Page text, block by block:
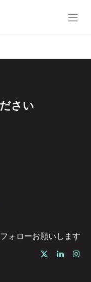
さい
ォローお願いします